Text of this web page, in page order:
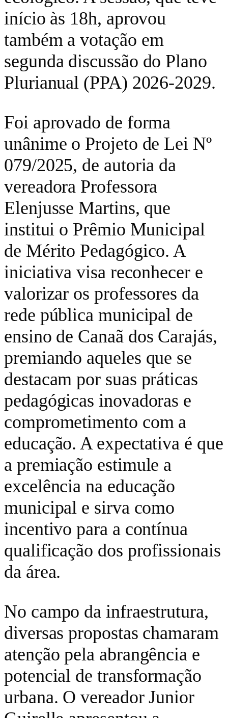
início às 18h, aprovou
também a votação em
segunda discussão do Plano
Plurianual (PPA) 2026-2029.
Foi aprovado de forma
unânime o Projeto de Lei Nº
079/2025, de autoria da
vereadora Professora
Elenjusse Martins, que
institui o Prêmio Municipal
de Mérito Pedagógico. A
iniciativa visa reconhecer e
valorizar os professores da
rede pública municipal de
ensino de Canaã dos Carajás,
premiando aqueles que se
destacam por suas práticas
pedagógicas inovadoras e
comprometimento com a
educação. A expectativa é que
a premiação estimule a
excelência na educação
municipal e sirva como
incentivo para a contínua
qualificação dos profissionais
da área.
No campo da infraestrutura,
diversas propostas chamaram
atenção pela abrangência e
potencial de transformação
urbana. O vereador Junior